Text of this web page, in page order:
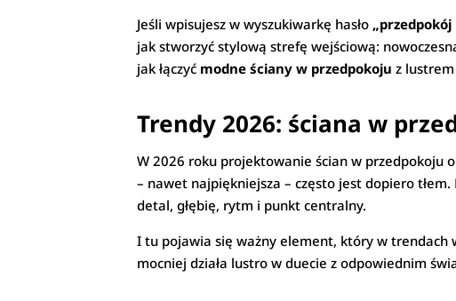
Jeśli wpisujesz w wyszukiwarkę hasło
jak stworzyć stylową strefę wejściową:
jak łączyć modne ściany w przedpokoju z
Trendy 2026: ściana w
W 2026 roku projektowanie ścian w przedpokoju
– nawet najpiękniejsza – często jest dopiero
detal, głębię, rytm i punkt centralny.
I tu pojawia się ważny element, który w trendach
mocniej działa lustro w duecie z odpowiednim